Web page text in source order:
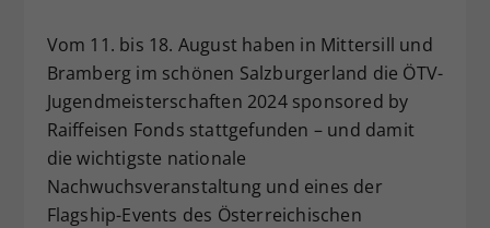
Vom 11. bis 18. August haben in Mittersill und
Bramberg im schönen Salzburgerland die ÖTV-
Jugendmeisterschaften 2024 sponsored by
Raiffeisen Fonds stattgefunden – und damit
die wichtigste nationale
Nachwuchsveranstaltung und eines der
Flagship-Events des Österreichischen